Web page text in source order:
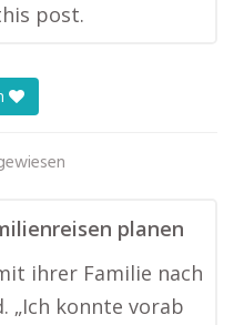
post.
planen
ihrer Familie nach
„Ich konnte vorab